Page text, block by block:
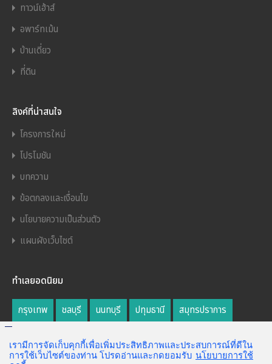
ทาวน์เฮ้าส์
อพาร์ทเม้น
บ้านเดี่ยว
ที่ดิน
ลิงค์ที่น่าสนใจ
โครงการใหม่
โปรโมชัน
บทความ
ข้อตกลงและเงื่อนไข
นโยบายความเป็นส่วนตัว
แผนผังเว็บไซต์
ทำเลยอดนิยม
กรุงเทพ ชลบุรี นนทบุรี ปทุมธานี
สมุทรปราการ
เพชรบุรี